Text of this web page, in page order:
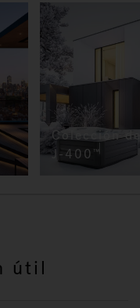
Colección
J-400 ™
útil